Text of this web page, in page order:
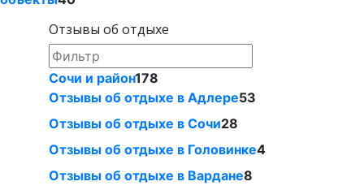
Отзывы об отдыхе
Сочи и район178
Отзывы об отдыхе в Адлере53
Отзывы об отдыхе в Сочи28
Отзывы об отдыхе в Головинке4
Отзывы об отдыхе в Вардане8